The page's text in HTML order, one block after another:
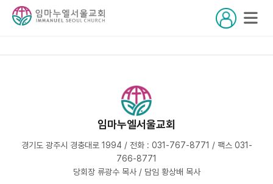
임마누엘서울교회
경기도 광주시 경충대로 1994 / 전화 : 031-767-8771 / 팩스 031-
766-8771
당회장 류광수 목사 / 담임 황상배 목사